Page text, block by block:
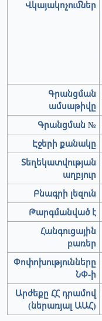
Վկայակոչումներ
Գրանցման
ամսաթիվը
Գրանցման №
Էջերի քանակը
Տեղեկատվության
աղբյուր
Բնագրի լեզուն
Թարգմանված է
Հանգուցային
բառեր
Փոփոխությունները
ՆՓ-ի
Արժեքը ՀՀ դրամով
(ներառյալ ԱԱՀ)